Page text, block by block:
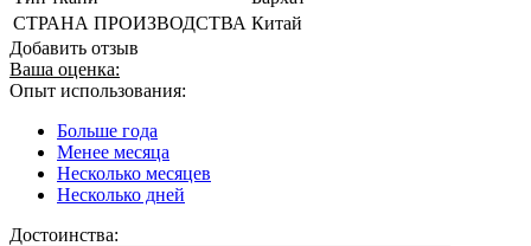
СТРАНА ПРОИЗВОДСТВА Китай
Добавить отзыв
Ваша оценка:
Опыт использования:
Больше года
Менее месяца
Несколько месяцев
Несколько дней
Достоинства: